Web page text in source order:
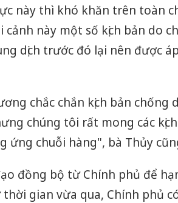
này thì khó khăn trên toàn
này một số kịch bản do
dịch trước đó lại nên được
chắc chắn kịch bản chống
chúng tôi rất mong các
ứng chuỗi hàng", bà Thủy
đồng bộ từ Chính phủ để
gian vừa qua, Chính phủ